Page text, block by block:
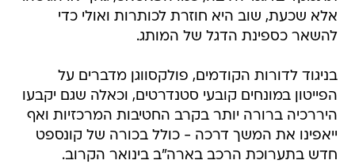
אלא שכעת, שוב היא חוזרת לכותרות ואולי כדי
להשאר כספינת הדגל של המותג.
בניגוד לדורות הקודמים, פולקסווגן מדברים על
הפייטון במונחים קובעי סטנדרטים, וכאלה שגם יקבעו
היררכיה ברורה יותר בקרב החטיבות המרכזיות ואף
ייאפינו את המשך דרכה - כולל בכורה של קונספט
חדש בתערוכת הרכב בארה"ב בינואר הקרוב.